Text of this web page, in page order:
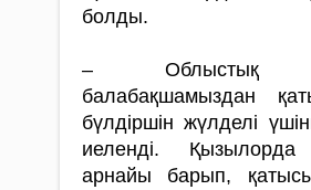
болды.
– Облыстық
балабақшамыздан
бүлдіршін жүлделі
иеленді. Қызылорда
арнайы барып,